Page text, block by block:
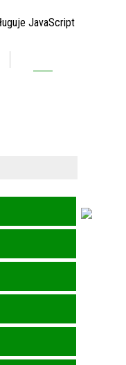
JavaScript